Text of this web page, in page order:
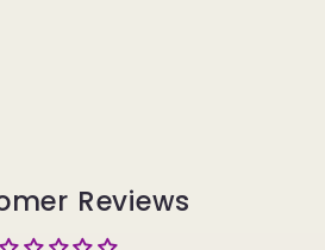
Reviews